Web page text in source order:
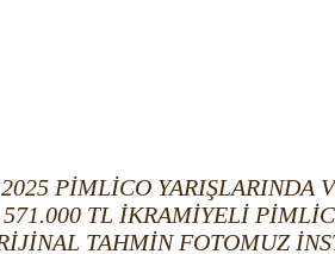
PİMLİCO YARIŞLARINDA
TL İKRAMİYELİ
TAHMİN FOTOMUZ